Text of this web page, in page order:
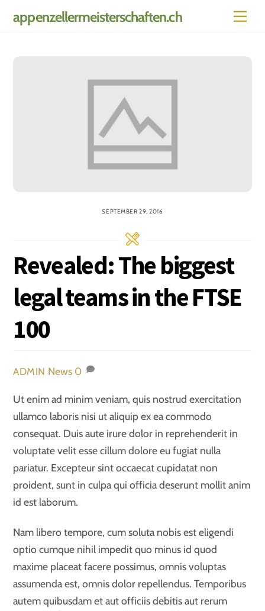
appenzellermeisterschaften.ch
SEPTEMBER 29, 2016
Revealed: The biggest
legal teams in the FTSE
100
ADMIN News 0
Ut enim ad minim veniam, quis nostrud exercitation
ullamco laboris nisi ut aliquip ex ea commodo
consequat. Duis aute irure dolor in reprehenderit in
voluptate velit esse cillum dolore eu fugiat nulla
pariatur. Excepteur sint occaecat cupidatat non
proident, sunt in culpa qui officia deserunt mollit anim
id est laborum.
Nam libero tempore, cum soluta nobis est eligendi
optio cumque nihil impedit quo minus id quod
maxime placeat facere possimus, omnis voluptas
assumenda est, omnis dolor repellendus. Temporibus
autem quibusdam et aut officiis debitis aut rerum